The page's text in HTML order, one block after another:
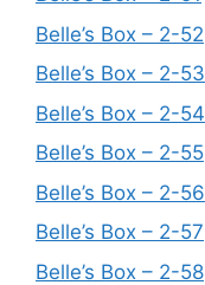
Belle’s Box – 2-52
Belle’s Box – 2-53
Belle’s Box – 2-54
Belle’s Box – 2-55
Belle’s Box – 2-56
Belle’s Box – 2-57
Belle’s Box – 2-58